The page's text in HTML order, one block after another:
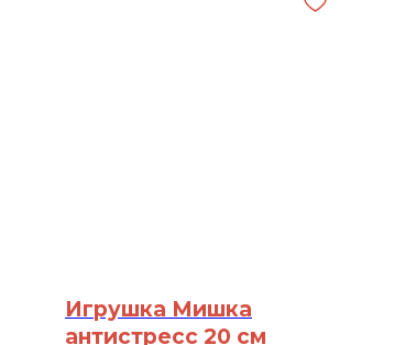
Игрушка Мишка
антистресс 20 см